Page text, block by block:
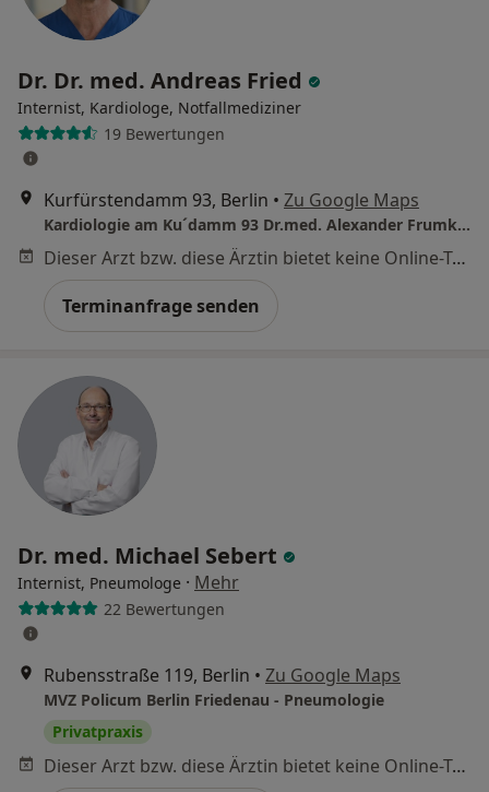
Dr. Dr. med. Andreas Fried
Internist, Kardiologe, Notfallmediziner
19 Bewertungen
Kurfürstendamm 93, Berlin • Zu Google Maps
Kardiologie am Ku´damm 93 Dr.med. Alexander Frumkin Prof. Dr. Heinz Theres und Dr.med. Alexander Tsynman
Dieser Arzt bzw. diese Ärztin bietet keine Online-Terminbuchung an diesem Standort an.
Terminanfrage senden
Dr. med. Michael Sebert
Internist, Pneumologe · Mehr
22 Bewertungen
Rubensstraße 119, Berlin • Zu Google Maps
MVZ Policum Berlin Friedenau - Pneumologie
Privatpraxis
Dieser Arzt bzw. diese Ärztin bietet keine Online-Terminbuchung an diesem Standort an.